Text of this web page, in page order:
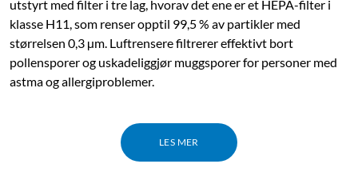
utstyrt med filter i tre lag, hvorav det ene er et HEPA-filter i
klasse H11, som renser opptil 99,5 % av partikler med
størrelsen 0,3 µm. Luftrensere filtrerer effektivt bort
pollensporer og uskadeliggjør muggsporer for personer med
astma og allergiproblemer.
LES MER